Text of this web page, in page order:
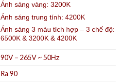
Ánh sáng vàng: 3200K
Ánh sáng trung tính: 4200K
Ánh sáng 3 màu tích hợp – 3 chế độ:
6500K & 3200K & 4200K
90V – 265V ~ 50Hz
Ra 90